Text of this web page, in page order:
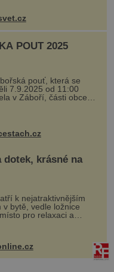
POUŤ 2025
pouť, která se
7.9.2025 od 11:00
v Záboří, části obce
V programu naleznete
prohlídku kostela,
dotek, krásné na
k nejatraktivnějším
v bytě, vedle ložnice
pro relaxaci a
textil –
a koberečky –